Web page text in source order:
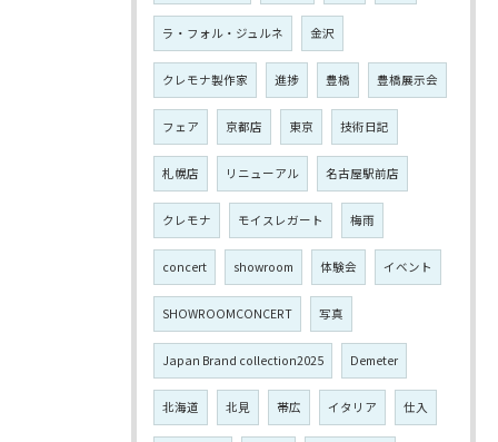
ラ・フォル・ジュルネ 金沢
クレモナ製作家 進捗 豊橋 豊橋展示会
フェア 京都店 東京 技術日記
札幌店 リニューアル 名古屋駅前店
クレモナ モイスレガート 梅雨
concert showroom 体験会 イベント
SHOWROOMCONCERT 写真
Japan Brand collection2025 Demeter
北海道 北見 帯広 イタリア 仕入